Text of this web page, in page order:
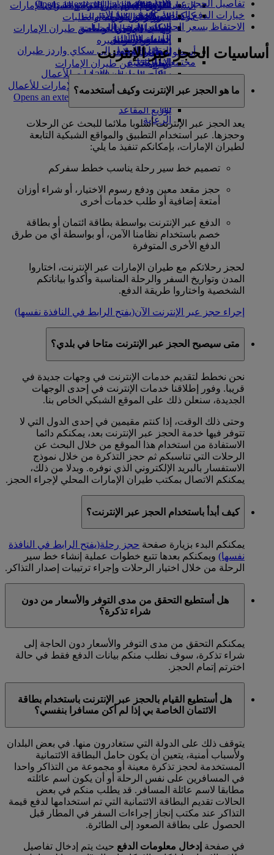
تناول الطعام في الدرجة السياحية
الممتازة
وجبات الدرجة السياحية
المشروبات
أسطول طائراتنا
بوينج 777
طائرة الإمارات A380
A350 طائرة الإمارات
الإمارات للطيران الخاص
توزيع المقاعد
السوق الحرة
متجرنا الرسمي
التسلية للأطفال
الترفيه عن الأطفال
ألعاب الأطفال
أنشطة للأطفال
in a new tab
كوكبنا
الاستدامة في العمليات
السياسة البيئية
التقارير البيئية
مجتمعاتنا المحلية
مؤسسة طيران الإمارات للأعمال
الإنسانية
مؤسسة طيران الإمارات للأعمال
الإنسانية Opens an external link in a new
tab
الرعاية
Opens an external link in a new tab
شركاؤنا
سكاي واردز رايل
حاسبة الأميال
تسجيل الدخول إلى سكاي واردز طيران
الإمارات
سكاي واردز+
السفر لأصحاب الهمم مع طيران الإمارات
المساعدة الخاصة والطلبات
تجربتكم على متن الطائرة
الأدوات والموارد
الهاتف المتحرك وتطبيق طيران الإمارات
إلغاء حجز أو تغييره
تعطل الرحلات
معلومات عن طيران الإمارات
تفاصيل الحجز عبر الإنترنت
خيارات الدفع الخاصة بالحجز عبر الإنترنت
الاحتفاظ بسعر الحجز
أساسيات الحجز عبر الإنترنت
ما هو الحجز عبر الإنترنت وكيف أستخدمه؟
يعد الحجز عبر الإنترنت أسلوبا ملائما للبحث عن الرحلات
وحجزها. عبر استخدام التطبيق والمواقع الشبكية التابعة
لطيران الإمارات، بإمكانكم تنفيذ ما يلي:
تصميم خط سير رحلة يناسب خطط سفركم
حجز مقعد معين ودفع رسوم الاختيار، أو شراء أوزان
أمتعة إضافية أو طلب خدمات أخرى
الدفع عبر الإنترنت بواسطة بطاقة ائتمان أو بطاقة
خصم باستخدام نظامنا الآمن، أو بواسطة أي من طرق
الدفع الأخرى المتوفرة
لحجز رحلاتكم مع طيران الإمارات عبر الإنترنت، اختاروا
المدن وتواريخ السفر والرحلة المناسبة وأكدوا بياناتكم
الشخصية واختاروا طريقة الدفع.
إجراء حجز عبر الإنترنت الآن(يفتح الرابط في النافذة نفسها)
متى سيصبح الحجز عبر الإنترنت متاحا في بلدي؟
نحن نخطط لتقديم خدمات الإنترنت في وجهات جديدة في
قريبا. وفور إطلاقنا خدمات الإنترنت في إحدى الوجهات
الجديدة، سنعلن ذلك على الموقع الشبكي الخاص بنا.
وحتى ذلك الوقت، إذا كنتم مقيمين في إحدى الدول التي لا
تتوفر فيها خدمة الحجز عبر الإنترنت بعد، يمكنكم دائما
الاستفادة من استخدام هذا الموقع من خلال البحث عن
الرحلات التي تناسبكم ثم حجز التذكرة من خلال نموذج
الاستفسار بالبريد الإلكتروني الذي نوفره. وبدلا من ذلك،
يمكنكم الاتصال بمكتب طيران الإمارات المحلي لإجراء الحجز.
كيف أبدأ باستخدام الحجز عبر الإنترنت؟
يمكنكم البدء بزيارة صفحة حجز رحلة(يفتح الرابط في النافذة
نفسها) ويمكنكم بعدها تتبع خطوات عملية إنشاء خط سير
الرحلة من خلال اختيار الرحلات وإجراء ترتيبات إصدار التذاكر.
هل أستطيع التحقق من مدى التوفر والأسعار من دون
شراء تذكرة؟
يمكنكم التحقق من مدى التوفر والأسعار دون الحاجة إلى
شراء تذكرة، سوف نطلب منكم بيانات الدفع فقط في حالة
اخترتم إتمام الحجز.
هل أستطيع القيام بالحجز عبر الإنترنت باستخدام بطاقة
الائتمان الخاصة بي إذا لم أكن مسافرا بنفسي؟
يتوقف ذلك على الدولة التي ستغادرون منها. في بعض البلدان
ولأسباب أمنية، يتعين أن يكون حامل البطاقة الائتمانية
المستخدمة لحجز تذكرة معينة أو مجموعة من التذاكر واحدا
في المسافرين على نفس الرحلة أو أن يكون اسم عائلته
مطابقا لاسم عائلة المسافر. قد يطلب منكم في بعض
الحالات تقديم البطاقة الائتمانية التي تم استخدامها لدفع قيمة
التذاكر عند مكتب إنجاز إجراءات السفر في المطار قبل
الحصول على بطاقة الصعود إلى الطائرة.
في صفحة إدخال معلومات الدفع حيث يتم إدخال تفاصيل